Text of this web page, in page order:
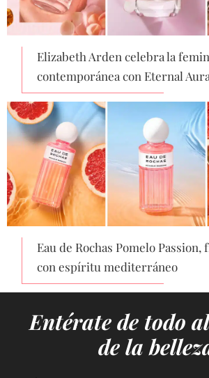
Elizabeth Arden celebra la
contemporánea con Eternal Aura
Eau de Rochas Pomelo
con espíritu mediterráneo
Entérate de todo
de la